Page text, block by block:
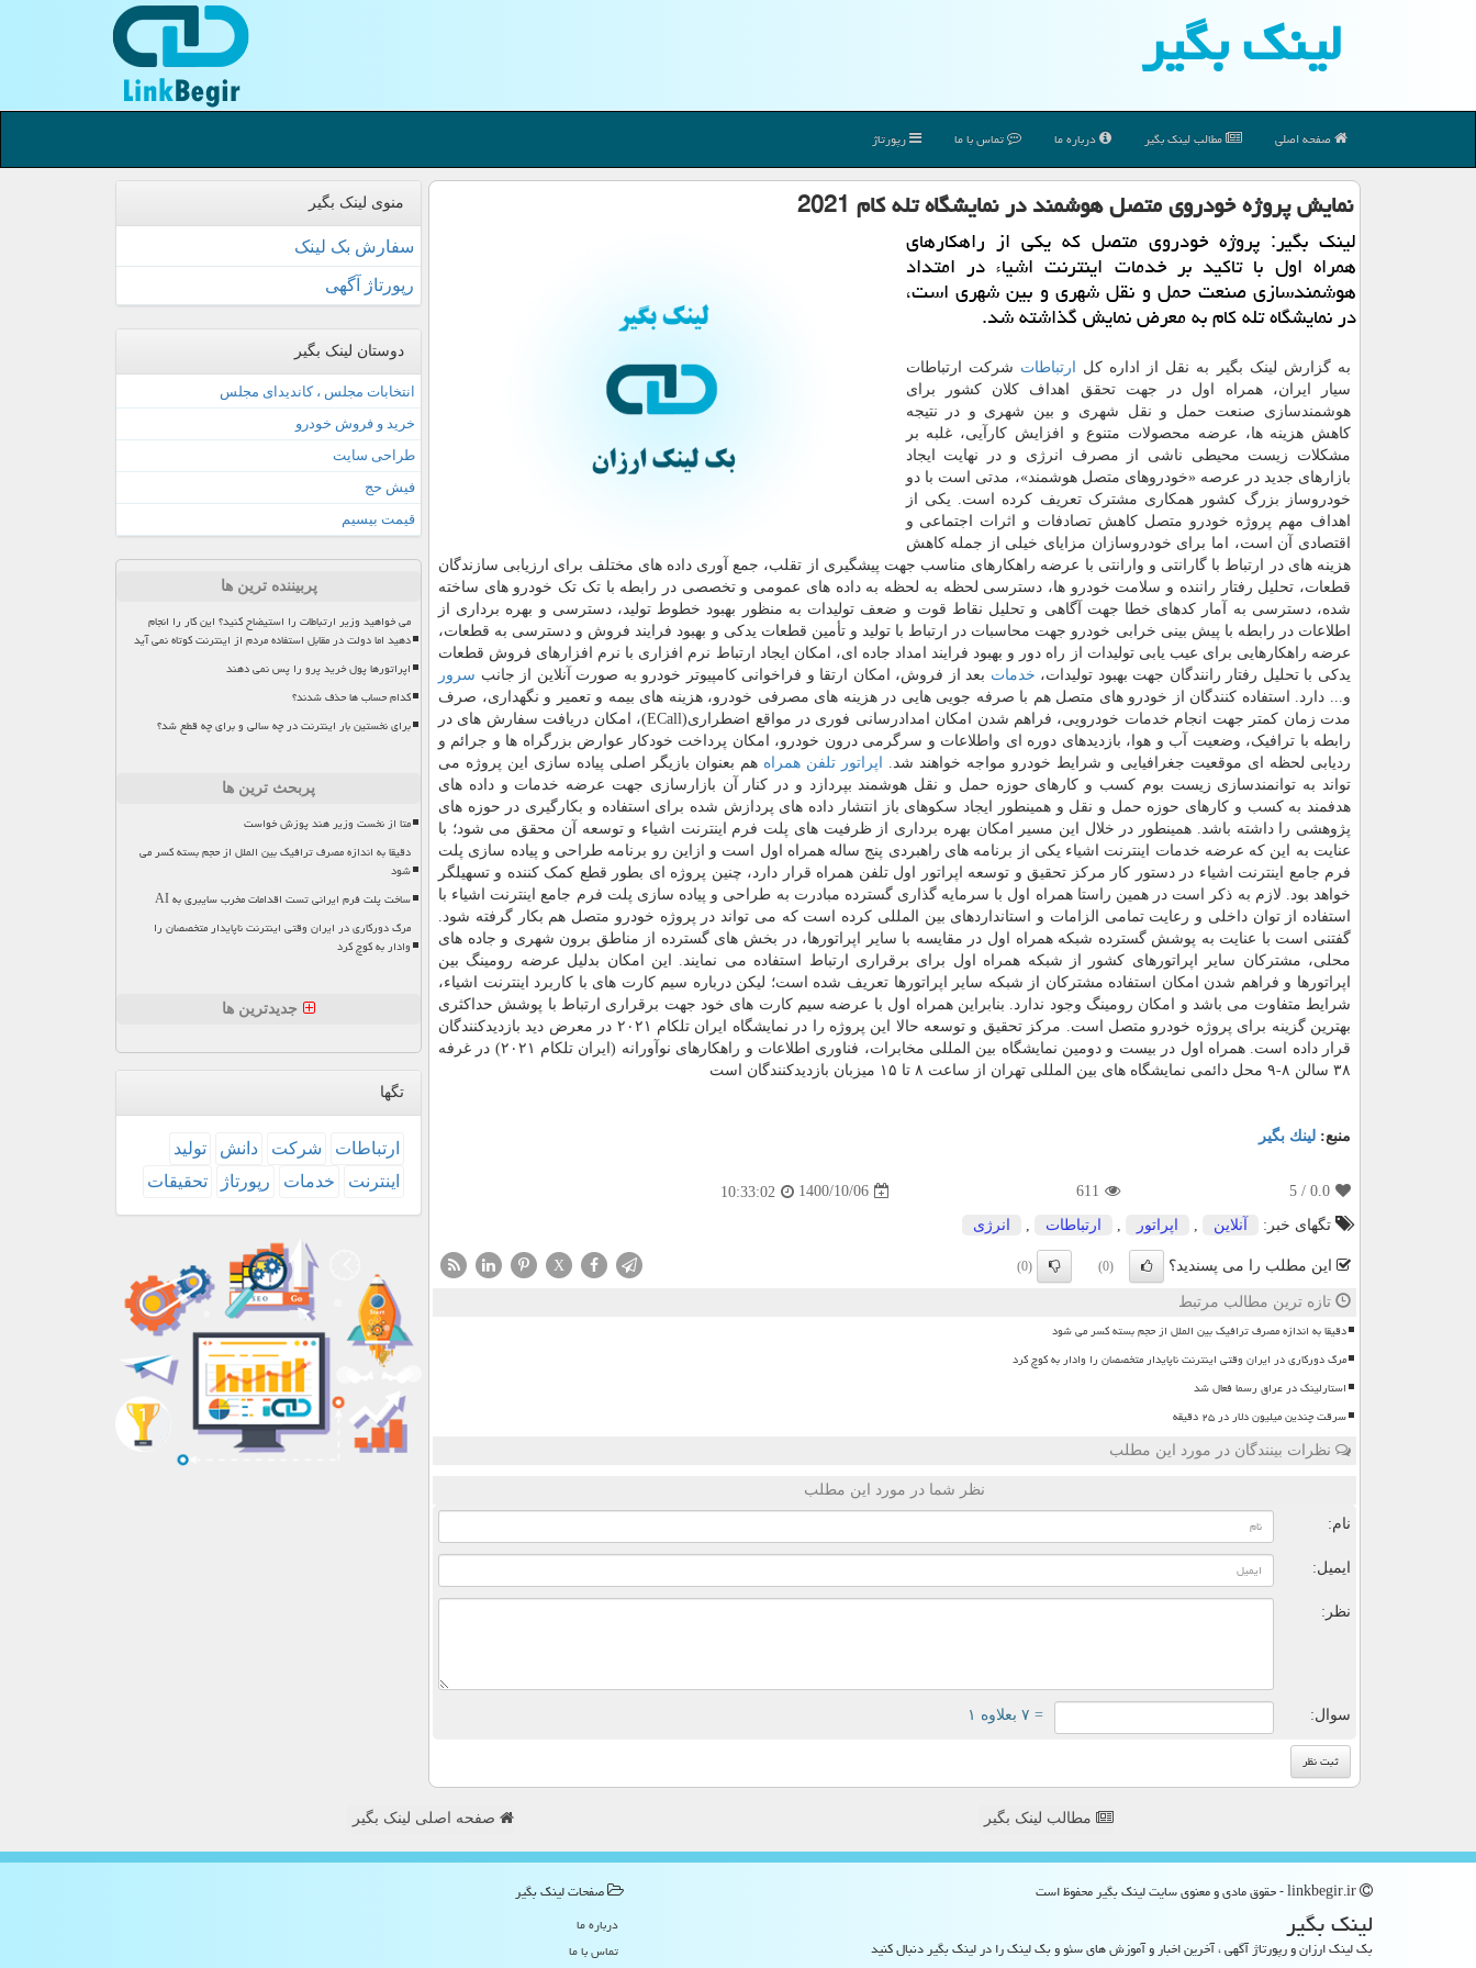
لینك بگیر
صفحه اصلی مطالب لینك بگیر درباره ما تماس با ما رپورتاژ
نمایش پروژه خودروی متصل هوشمند در نمایشگاه تله کام 2021
لینک بگیر: پروژه خودروی متصل که یکی از راهکارهای
همراه اول با تاکید بر خدمات اینترنت اشیاء در امتداد
هوشمندسازی صنعت حمل و نقل شهری و بین شهری است،
در نمایشگاه تله کام به معرض نمایش گذاشته شد.
به گزارش لینک بگیر به نقل از اداره کل ارتباطات شرکت ارتباطات
سیار ایران، همراه اول در جهت تحقق اهداف کلان کشور برای
هوشمندسازی صنعت حمل و نقل شهری و بین شهری و در نتیجه
کاهش هزینه ها، عرضه محصولات متنوع و افزایش کارآیی، غلبه بر
مشکلات زیست محیطی ناشی از مصرف انرژی و در نهایت ایجاد
بازارهای جدید در عرصه «خودروهای متصل هوشمند»، مدتی است با دو
خودروساز بزرگ کشور همکاری مشترک تعریف کرده است. یکی از
اهداف مهم پروژه خودرو متصل کاهش تصادفات و اثرات اجتماعی و
اقتصادی آن است، اما برای خودروسازان مزایای خیلی از جمله کاهش
هزینه های در ارتباط با گارانتی و وارانتی با عرضه راهکارهای مناسب جهت پیشگیری از تقلب، جمع آوری داده های مختلف برای ارزیابی سازندگان
قطعات، تحلیل رفتار راننده و سلامت خودرو ها، دسترسی لحظه به لحظه به داده های عمومی و تخصصی در رابطه با تک تک خودرو های ساخته
شده، دسترسی به آمار کدهای خطا جهت آگاهی و تحلیل نقاط قوت و ضعف تولیدات به منظور بهبود خطوط تولید، دسترسی و بهره برداری از
اطلاعات در رابطه با پیش بینی خرابی خودرو جهت محاسبات در ارتباط با تولید و تأمین قطعات یدکی و بهبود فرایند فروش و دسترسی به قطعات،
عرضه راهکارهایی برای عیب یابی تولیدات از راه دور و بهبود فرایند امداد جاده ای، امکان ایجاد ارتباط نرم افزاری با نرم افزارهای فروش قطعات
یدکی با تحلیل رفتار رانندگان جهت بهبود تولیدات، خدمات بعد از فروش، امکان ارتقا و فراخوانی کامپیوتر خودرو به صورت آنلاین از جانب سرور
و... دارد. استفاده کنندگان از خودرو های متصل هم با صرفه جویی هایی در هزینه های مصرفی خودرو، هزینه های بیمه و تعمیر و نگهداری، صرف
مدت زمان کمتر جهت انجام خدمات خودرویی، فراهم شدن امکان امدادرسانی فوری در مواقع اضطراری(ECall)، امکان دریافت سفارش های در
رابطه با ترافیک، وضعیت آب و هوا، بازدیدهای دوره ای واطلاعات و سرگرمی درون خودرو، امکان پرداخت خودکار عوارض بزرگراه ها و جرائم و
ردیابی لحظه ای موقعیت جغرافیایی و شرایط خودرو مواجه خواهند شد.
اپراتور تلفن همراه هم بعنوان بازیگر اصلی پیاده سازی این پروژه می
تواند به توانمندسازی زیست بوم کسب و کارهای حوزه حمل و نقل هوشمند بپردازد و در کنار آن بازارسازی جهت عرضه خدمات و داده های
هدفمند به کسب و کارهای حوزه حمل و نقل و همینطور ایجاد سکوهای باز انتشار داده های پردازش شده برای استفاده و بکارگیری در حوزه های
پژوهشی را داشته باشد. همینطور در خلال این مسیر امکان بهره برداری از ظرفیت های پلت فرم اینترنت اشیاء و توسعه آن محقق می شود؛ با
عنایت به این که عرضه خدمات اینترنت اشیاء یکی از برنامه های راهبردی پنج ساله همراه اول است و ازاین رو برنامه طراحی و پیاده سازی پلت
فرم جامع اینترنت اشیاء در دستور کار مرکز تحقیق و توسعه اپراتور اول تلفن همراه قرار دارد، چنین پروژه ای بطور قطع کمک کننده و تسهیلگر
خواهد بود. لازم به ذکر است در همین راستا همراه اول با سرمایه گذاری گسترده مبادرت به طراحی و پیاده سازی پلت فرم جامع اینترنت اشیاء با
استفاده از توان داخلی و رعایت تمامی الزامات و استانداردهای بین المللی کرده است که می تواند در پروژه خودرو متصل هم بکار گرفته شود.
گفتنی است با عنایت به پوشش گسترده شبکه همراه اول در مقایسه با سایر اپراتورها، در بخش های گسترده از مناطق برون شهری و جاده های
محلی، مشترکان سایر اپراتورهای کشور از شبکه همراه اول برای برقراری ارتباط استفاده می نمایند. این امکان بدلیل عرضه رومینگ بین
اپراتورها و فراهم شدن امکان استفاده مشترکان از شبکه سایر اپراتورها تعریف شده است؛ لیکن درباره سیم کارت های با کاربرد اینترنت اشیاء،
شرایط متفاوت می باشد و امکان رومینگ وجود ندارد. بنابراین همراه اول با عرضه سیم کارت های خود جهت برقراری ارتباط با پوشش حداکثری
بهترین گزینه برای پروژه خودرو متصل است. مرکز تحقیق و توسعه حالا این پروژه را در نمایشگاه ایران تلکام ۲۰۲۱ در معرض دید بازدیدکنندگان
قرار داده است. همراه اول در بیست و دومین نمایشگاه بین المللی مخابرات، فناوری اطلاعات و راهکارهای نوآورانه (ایران تلکام ۲۰۲۱) در غرفه
۳۸ سالن ۸-۹ محل دائمی نمایشگاه های بین المللی تهران از ساعت ۸ تا ۱۵ میزبان بازدیدکنندگان است
منبع: لینك بگیر
0.0
/ 5
611
1400/10/06
10:33:02
تگهای خبر:
آنلاین اپراتور ارتباطات انرژی
این مطلب را می پسندید؟ (0)
(0)
X
تازه ترین مطالب مرتبط
دقیقا به اندازه مصرف ترافیک بین الملل از حجم بسته کسر می شود
مرگ دورکاری در ایران وقتی اینترنت ناپایدار متخصصان را وادار به کوچ کرد
استارلینک در عراق رسما فعال شد
سرقت چندین میلیون دلار در ۲۵ دقیقه
نظرات بینندگان در مورد این مطلب
نظر شما در مورد این مطلب
نام:
ایمیل:
نظر:
سوال: = ۷ بعلاوه ۱
منوی لینک بگیر
سفارش بک لینک
رپورتاژ آگهی
دوستان لینک بگیر
انتخابات مجلس ، کاندیدای مجلس
خرید و فروش خودرو
طراحی سایت
فیش حج
قیمت بیسیم
پربیننده ترین ها
می خواهید وزیر ارتباطات را استیضاح کنید؟ این کار را انجام
دهید اما دولت در مقابل استفاده مردم از اینترنت کوتاه نمی آید
اپراتورها پول خرید پرو را پس نمی دهند
کدام حساب ها حذف شدند؟
برای نخستین بار اینترنت در چه سالی و برای چه قطع شد؟
پربحث ترین ها
متا از نخست وزیر هند پوزش خواست
دقیقا به اندازه مصرف ترافیک بین الملل از حجم بسته کسر می
شود
ساخت پلت فرم ایرانی تست اقدامات مخرب سایبری به AI
مرگ دورکاری در ایران وقتی اینترنت ناپایدار متخصصان را
وادار به کوچ کرد
جدیدترین ها
تگها
ارتباطات شركت دانش
تولید
اینترنت
خدمات رپورتاژ تحقیقات
مطالب لینک بگیر صفحه اصلی لینک بگیر
لینك بگیر
بک لینک ارزان و رپورتاژ آگهی ، آخرین اخبار و آموزش های سئو و بک لینک را در لینک بگیر دنبال کنید
صفحات لینك بگیر
درباره ما
تماس با ما